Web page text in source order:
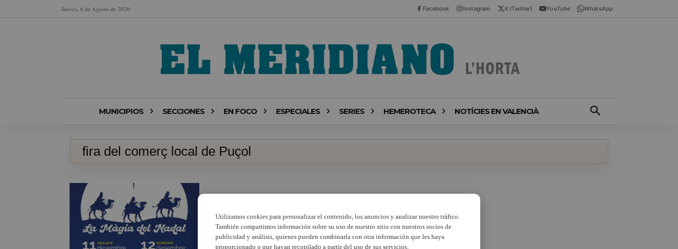
Jueves, 6 de Agosto de 2026 Facebook Instagram X (Twitter) YouTube WhatsApp
MUNICIPIOS SECCIONES EN FOCO ESPECIALES SERIES HEMEROTECA NOTÍCIES EN VALENCIÀ
fira del comerç local de Puçol
Utilizamos cookies para personalizar el contenido, los anuncios y analizar nuestro tráfico.
También compartimos información sobre su uso de nuestro sitio con nuestros socios de
publicidad y análisis, quienes pueden combinarla con otra información que les haya
proporcionado o que hayan recopilado a partir del uso de sus servicios.